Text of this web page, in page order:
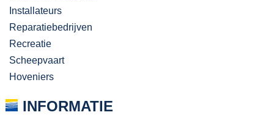
Installateurs
Reparatiebedrijven
Recreatie
Scheepvaart
Hoveniers
INFORMATIE